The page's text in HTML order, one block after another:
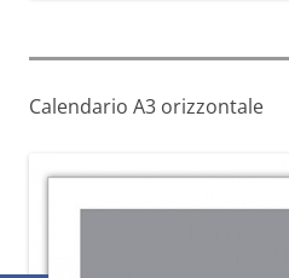
Calendario A3 orizzontale